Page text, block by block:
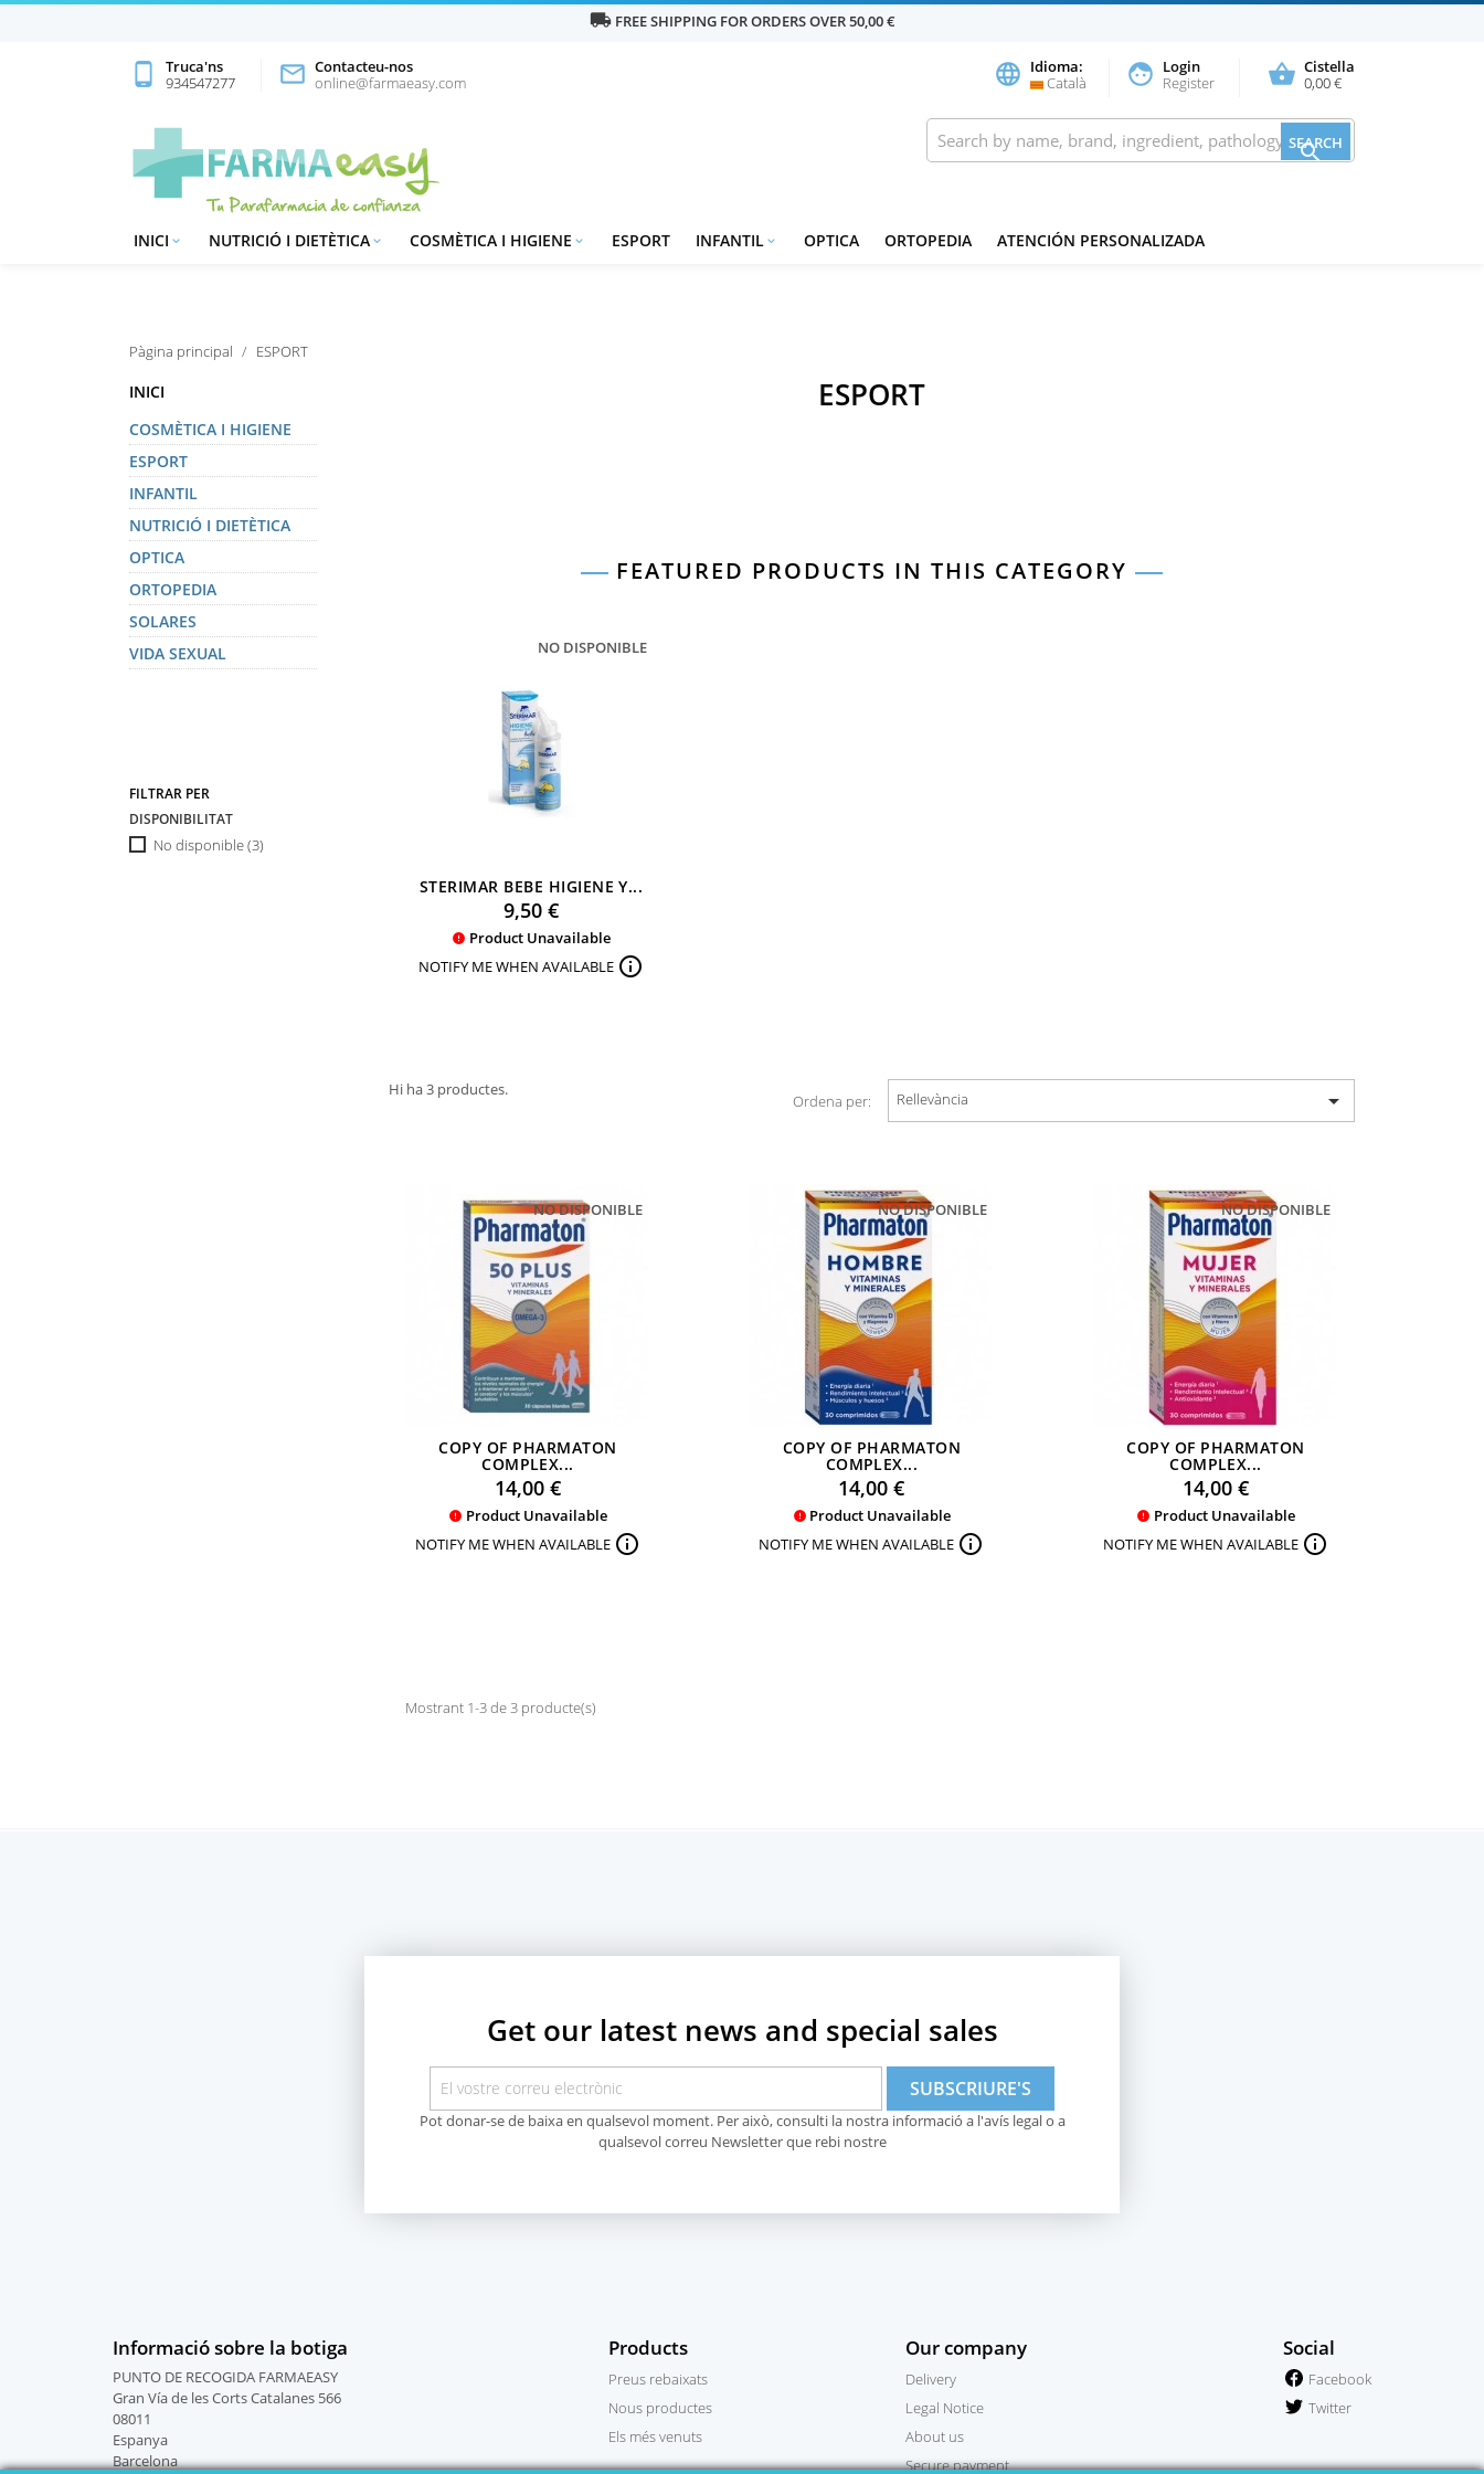
local_shippingFREE SHIPPING FOR ORDERS OVER 50,00 €
phone_android
Truca'ns
934547277
 Contacteu-nos
online@farmaeasy.com
language Idioma:
Català
face Login
Register
shopping_basket Cistella
0,00 €

SEARCH

INICI 
NUTRICIÓ I DIETÈTICA 
COSMÈTICA I HIGIENE ESPORT 
INFANTIL OPTICA ORTOPEDIA ATENCIÓN PERSONALIZADA
Pàgina principal ESPORT
INICI
COSMÈTICA I HIGIENE
ESPORT
INFANTIL
NUTRICIÓ I DIETÈTICA
OPTICA
ORTOPEDIA
SOLARES
VIDA SEXUAL
FILTRAR PER
DISPONIBILITAT
No disponible(3)
ESPORT
FEATURED PRODUCTS IN THIS CATEGORY
STERIMAR BEBE HIGIENE Y...
Preu
9,50 €
 Product Unavailable
NOTIFY ME WHEN AVAILABLE 
NO DISPONIBLE
Hi ha 3 productes.
Ordena per: Rellevància 
COPY OF PHARMATON
COMPLEX...
Preu
14,00 €
 Product Unavailable
NOTIFY ME WHEN AVAILABLE 
NO DISPONIBLE
COPY OF PHARMATON
COMPLEX...
Preu
14,00 €
 Product Unavailable
NOTIFY ME WHEN AVAILABLE 
NO DISPONIBLE
COPY OF PHARMATON
COMPLEX...
Preu
14,00 €
 Product Unavailable
NOTIFY ME WHEN AVAILABLE 
NO DISPONIBLE
Mostrant 1-3 de 3 producte(s)
Get our latest news and special sales
Pot donar-se de baixa en qualsevol moment. Per això, consulti la nostra informació a l'avís legal o a
qualsevol correu Newsletter que rebi nostre
Informació sobre la botiga
PUNTO DE RECOGIDA FARMAEASY
Gran Vía de les Corts Catalanes 566
08011
Espanya
Barcelona
Products
Preus rebaixats
Nous productes
Els més venuts
Our company
Delivery
Legal Notice
About us
Secure payment
Social
Facebook
Twitter